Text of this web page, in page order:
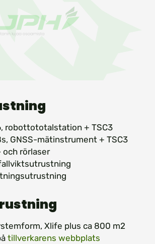
robot­tototalstation + TSC3
GNSS-mätinstrument + TSC3
och rörlaser
Xlife plus ca 800 m2
tillverkarens webbplats